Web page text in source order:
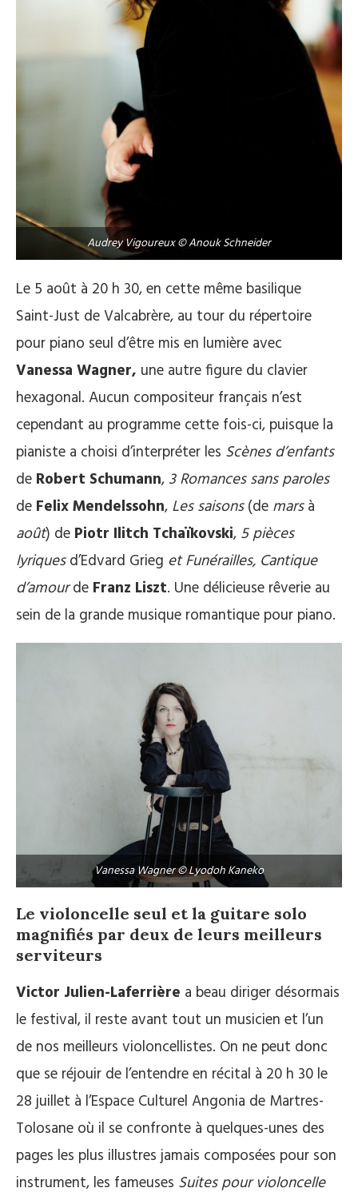
Audrey Vigoureux © Anouk Schneider
Le 5 août à 20 h 30, en cette même basilique
Saint-Just de Valcabrère, au tour du répertoire
pour piano seul d’être mis en lumière avec
Vanessa Wagner, une autre figure du clavier
hexagonal. Aucun compositeur français n’est
cependant au programme cette fois-ci, puisque la
pianiste a choisi d’interpréter les Scènes d’enfants
de Robert Schumann, 3 Romances sans paroles
de Felix Mendelssohn, Les saisons(de marsà
août) de Piotr Ilitch Tchaïkovski, 5 pièces
lyriquesd’Edvard Grieg et Funérailles, Cantique
d’amourde Franz Liszt. Une délicieuse rêverie au
sein de la grande musique romantique pour piano.
Vanessa Wagner © Lyodoh Kaneko
Le violoncelle seul et la guitare solo
magnifiés par deux de leurs meilleurs
serviteurs
Victor Julien-Laferrière a beau diriger désormais
le festival, il reste avant tout un musicien et l’un
de nos meilleurs violoncellistes. On ne peut donc
que se réjouir de l’entendre en récital à 20 h 30 le
28 juillet à l’Espace Culturel Angonia de Martres-
Tolosane où il se confronte à quelques-unes des
pages les plus illustres jamais composées pour son
instrument, les fameuses Suites pour violoncelle